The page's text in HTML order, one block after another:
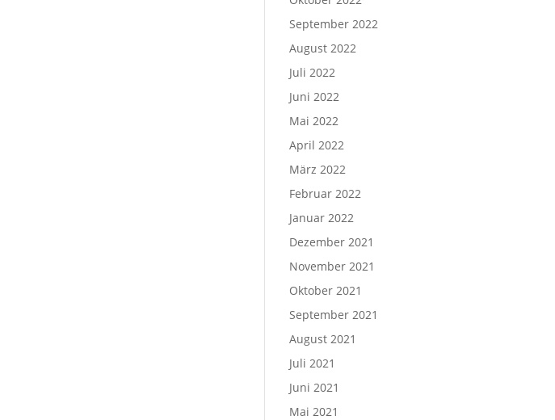
September 2022
August 2022
Juli 2022
Juni 2022
Mai 2022
April 2022
März 2022
Februar 2022
Januar 2022
Dezember 2021
November 2021
Oktober 2021
September 2021
August 2021
Juli 2021
Juni 2021
Mai 2021